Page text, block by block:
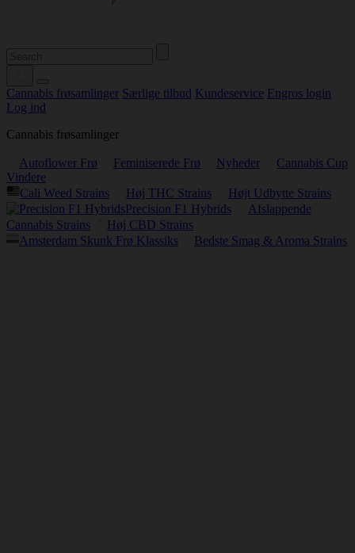
Cannabis frøsamlinger Særlige tilbud Kundeservice Engros login
Log ind
Cannabis frøsamlinger
Autoflower Frø Feminiserede Frø Nyheder
Cannabis Cup
Vindere
Cali Weed Strains
Høj THC Strains
Højt Udbytte Strains
Precision F1 Hybrids
Afslappende
Cannabis Strains
Høj CBD Strains
Amsterdam Skunk Frø Klassiks
Bedste Smag & Aroma Strains